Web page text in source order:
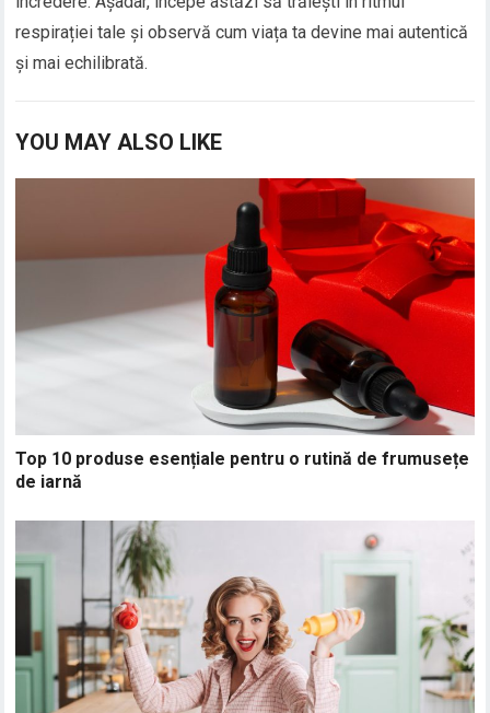
respirației tale și observă cum viața ta devine mai autentică
și mai echilibrată.
YOU MAY ALSO LIKE
Top 10 produse esențiale pentru o rutină de frumusețe
de iarnă